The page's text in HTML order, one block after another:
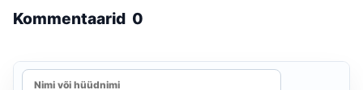
Kommentaarid 0